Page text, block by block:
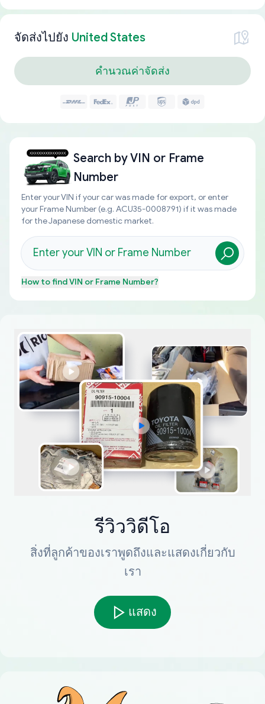
จัดส่งไปยัง United States
คำนวณค่าจัดส่ง
Search byVIN or Frame
Number
Enter your VIN if your car was made for export, or enter
your Frame Number (e.g. ACU35-0008791) if it was made
for the Japanese domestic market.
How to findVIN or Frame Number?
รีวิววิดีโอ
สิ่งที่ลูกค้าของเราพูดถึงและแสดงเกี่ยวกับ
เรา
แสดง